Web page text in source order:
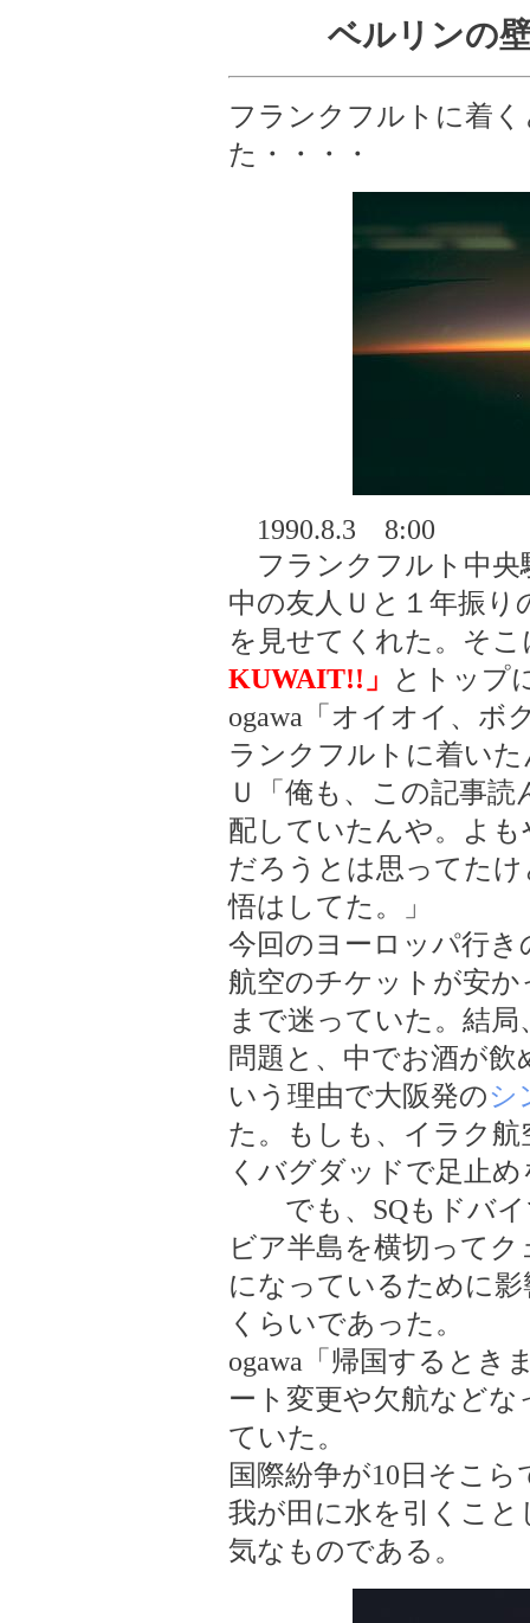
ベルリンの
フランクフルトに着
た・・・・
1990.8.3 8:00
フランクフルト中央
中の友人Ｕと１年振り
を見せてくれた。そこ
KUWAIT!!」
とトップ
ogawa「オイオイ、ボ
ランクフルトに着いた
Ｕ「俺も、この記事読
配していたんや。よ
だろうとは思ってた
悟はしてた。」
今回のヨーロッパ行
航空のチケットが安
まで迷っていた。結
問題と、中でお酒が
いう理由で大阪発のシ
た。もしも、イラク
くバグダッドで足止
でも、SQもドバイ
ビア半島を横切って
になっているために
くらいであった。
ogawa「帰国するとき
ート変更や欠航など
ていた。
国際紛争が10日そこ
我が田に水を引くこ
気なものである。